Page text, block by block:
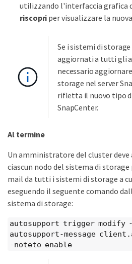
utilizzando l'interfaccia grafica
riscopri per visualizzare la
Se i sistemi di storage
aggiornati a tutti gli
necessario
storage nel server
rifletta il nuovo tipo
SnapCenter.
Al termine
Un amministratore del cluster
ciascun nodo del sistema di
mail da tutti i sistemi di storage a
eseguendo il seguente comando
sistema di storage:
autosupport trigger modify -
autosupport-message
-noteto enable